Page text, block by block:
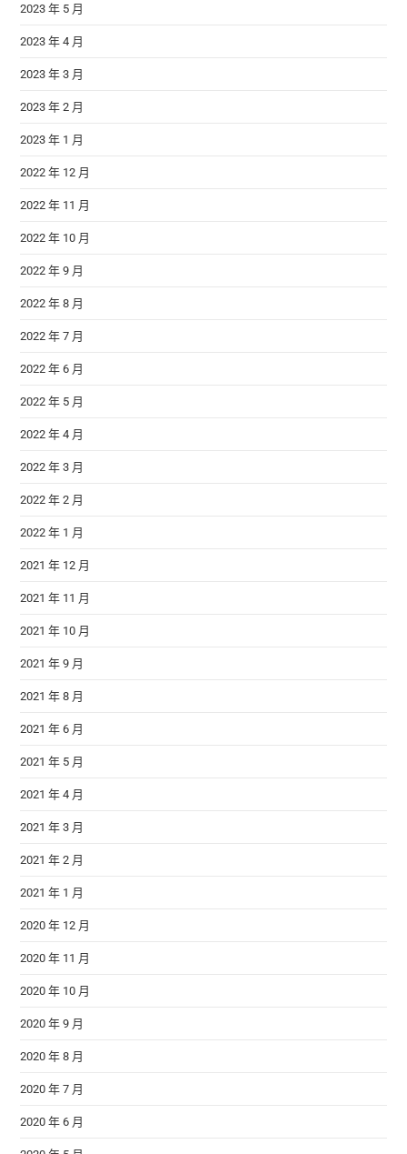
2023 年 5 月
2023 年 4 月
2023 年 3 月
2023 年 2 月
2023 年 1 月
2022 年 12 月
2022 年 11 月
2022 年 10 月
2022 年 9 月
2022 年 8 月
2022 年 7 月
2022 年 6 月
2022 年 5 月
2022 年 4 月
2022 年 3 月
2022 年 2 月
2022 年 1 月
2021 年 12 月
2021 年 11 月
2021 年 10 月
2021 年 9 月
2021 年 8 月
2021 年 6 月
2021 年 5 月
2021 年 4 月
2021 年 3 月
2021 年 2 月
2021 年 1 月
2020 年 12 月
2020 年 11 月
2020 年 10 月
2020 年 9 月
2020 年 8 月
2020 年 7 月
2020 年 6 月